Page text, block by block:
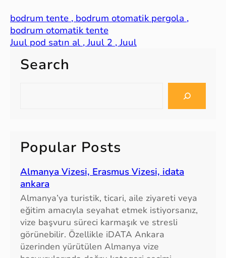
bodrum tente , bodrum otomatik pergola ,
bodrum otomatik tente
Juul pod satın al , Juul 2 , Juul
Search
h
Popular Posts
Almanya Vizesi, Erasmus Vizesi, idata
ankara
Almanya’ya turistik, ticari, aile ziyareti veya
eğitim amacıyla seyahat etmek istiyorsanız,
vize başvuru süreci karmaşık ve stresli
görünebilir. Özellikle iDATA Ankara
üzerinden yürütülen Almanya vize